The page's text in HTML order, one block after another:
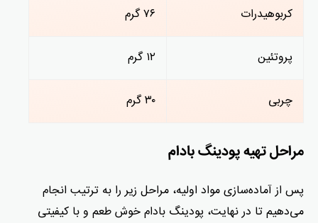
کربوهیدرات ۷۶ گرم
پروتئین ۱۲ گرم
چربی ۳۰ گرم
مراحل تهیه پودینگ بادام
پس از آماده‌سازی مواد اولیه، مراحل زیر را به ترتیب انجام
می‌دهیم تا در نهایت، پودینگ بادام خوش طعم و با کیفیتی